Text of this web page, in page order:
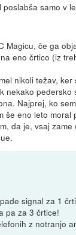
samo v
Magicu, če ga
eno črtico (iz
nikoli težav, ker
nekako pedersko
Najprej, ko
še eno leto moral
da je, vsaj
signal za 1
pa za 3 črtice!
z notranjo